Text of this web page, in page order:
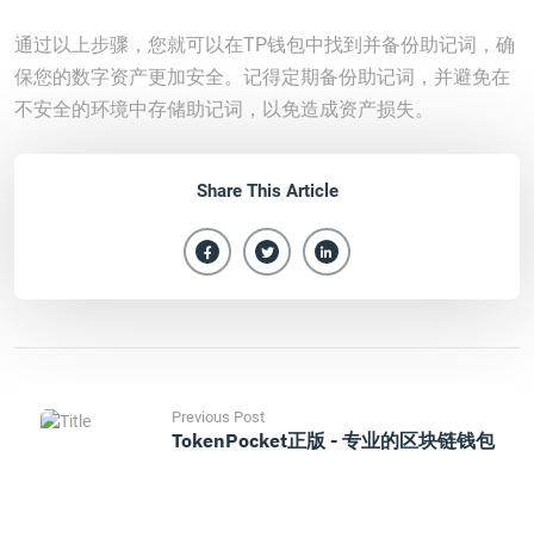
通过以上步骤，您就可以在TP钱包中找到并备份助记词，确
保您的数字资产更加安全。记得定期备份助记词，并避免在
不安全的环境中存储助记词，以免造成资产损失。
Share This Article
Previous Post
TokenPocket正版 - 专业的区块链钱包